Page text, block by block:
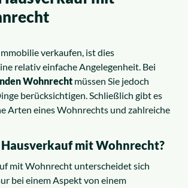
verkaufen, ist dies
relativ einfache Angelegenheit. Bei
Wohnrecht müssen Sie jedoch
berücksichtigen. Schließlich gibt es
Arten eines Wohnrechts und zahlreiche
mit Wohnrecht?
mit Wohnrecht unterscheidet sich
bei einem Aspekt von einem